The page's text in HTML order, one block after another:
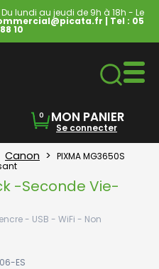
lundi au jeudi de 9h à 18h - Le
| Tel : 05
10
0 MON PANIER
Se connecter
Canon > PIXMA MG3650S
-Seconde Vie-
- USB - WiFi - Non
ES